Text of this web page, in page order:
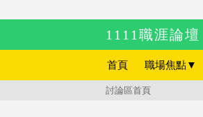
1111職涯論壇
首頁 職場焦點▼
討論區首頁